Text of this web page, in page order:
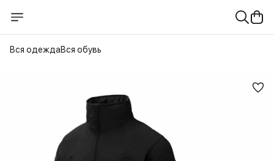
Вся одеждаВся обувь